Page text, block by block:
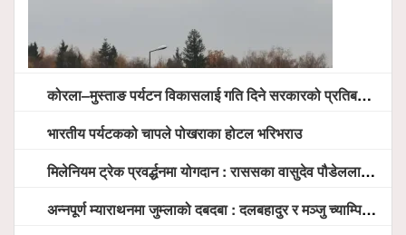
कोरला–मुस्ताङ पर्यटन विकासलाई गति दिने सरकारको प्रतिबद्धता, स्थानीय सरोकारवालासँग व्यापक छलफल
भारतीय पर्यटकको चापले पोखराका होटल भरिभराउ
मिलेनियम ट्रेक प्रवर्द्धनमा योगदान : राससका वासुदेव पौडेललाई ‘मिलेनियम ट्रेक अवार्ड’ प्रदान गरिने
अन्नपूर्ण म्याराथनमा जुम्लाको दबदबा : दलबहादुर र मञ्जु च्याम्पियन, नगदसहित भव्य सम्मान